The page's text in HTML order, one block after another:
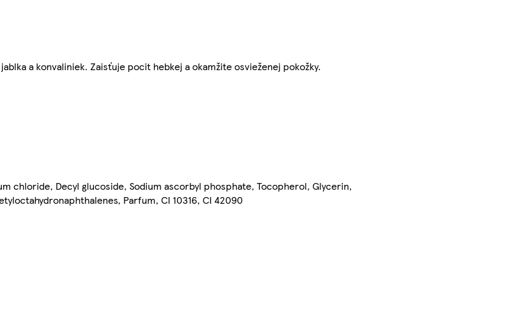
a konvaliniek. Zaisťuje pocit hebkej a okamžite osvieženej pokožky.
chloride, Decyl glucoside, Sodium ascorbyl phosphate, Tocopherol, Glycerin,
Parfum, CI 10316, CI 42090